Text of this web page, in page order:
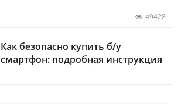
49428
Как безопасно купить б/у
смартфон: подробная инструкция